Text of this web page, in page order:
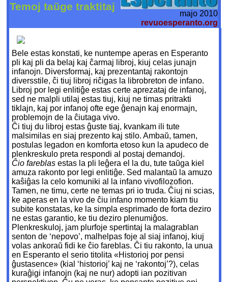
Temoj taŭge traktitaj
majo 2010
revuoesperanto.org
Bele estas konstati, ke nuntempe aperas en Esperanto
pli kaj pli da belaj kaj ĉarmaj libroj, kiuj celas junajn
infanojn. Diversformaj, kaj prezentantaj rakontojn
diversstile, ĉi tiuj libroj riĉigas la librobreton de infano.
Libroj por legi enlitiĝe estas certe aprezataj de infanoj,
sed ne malpli utilaj estas tiuj, kiuj ne timas pritrakti
tiklajn, kaj por infanoj ofte ege ĝenajn kaj enormajn,
problemojn de la ĉiutaga vivo.
Ĉi tiuj du libroj estas ĝuste tiaj, kvankam ili tute
malsimilas en siaj prezento kaj stilo. Ambaŭ, tamen,
postulas legadon en komforta etoso kun la apudeco de
plenkreskulo preta respondi al postaj demandoj.
Ĉio fareblas estas la pli leĝera el la du, tute taŭga kiel
amuza rakonto por legi enlitiĝe. Sed malantaŭ la amuzo
kaŝiĝas la celo komuniki al la infano vivofilozofion.
Tamen, ne timu, certe ne temas pri io truda. Ĉiuj ni scias,
ke aperas en la vivo de ĉiu infano momento kiam tiu
subite konstatas, ke la simpla esprimado de forta deziro
ne estas garantio, ke tiu deziro plenumiĝos.
Plenkreskuloj, jam plurfoje spertintaj la malagrablan
senton de ‘nepovo’, malhelpas foje al siaj infanoj, kiuj
volas ankoraŭ fidi ke ĉio fareblas. Ĉi tiu rakonto, la unua
en Esperanto el serio titolita «Historioj por pensi
ĝustasence» (kial ‘historioj’ kaj ne ‘rakontoj’?), celas
kuraĝigi infanojn (kaj ne nur) adopti ian pozitivan